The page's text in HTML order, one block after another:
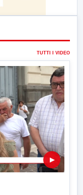
TUTTI I VIDEO
▶